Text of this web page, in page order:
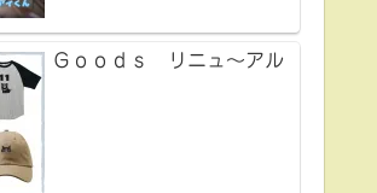
Ｇｏｏｄｓ リニュ～アル